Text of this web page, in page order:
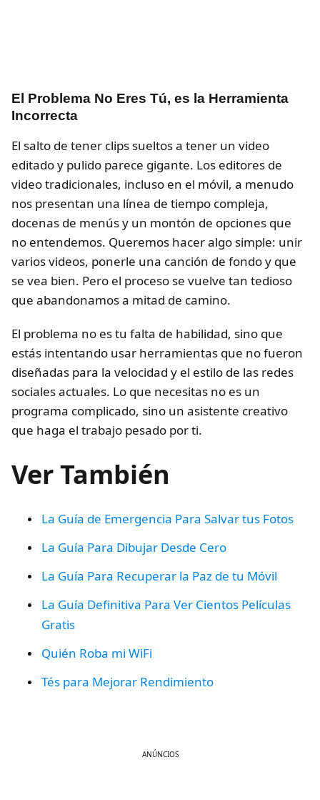
El Problema No Eres Tú, es la Herramienta
Incorrecta
El salto de tener clips sueltos a tener un video
editado y pulido parece gigante. Los editores de
video tradicionales, incluso en el móvil, a menudo
nos presentan una línea de tiempo compleja,
docenas de menús y un montón de opciones que
no entendemos. Queremos hacer algo simple: unir
varios videos, ponerle una canción de fondo y que
se vea bien. Pero el proceso se vuelve tan tedioso
que abandonamos a mitad de camino.
El problema no es tu falta de habilidad, sino que
estás intentando usar herramientas que no fueron
diseñadas para la velocidad y el estilo de las redes
sociales actuales. Lo que necesitas no es un
programa complicado, sino un asistente creativo
que haga el trabajo pesado por ti.
Ver También
La Guía de Emergencia Para Salvar tus Fotos
La Guía Para Dibujar Desde Cero
La Guía Para Recuperar la Paz de tu Móvil
La Guía Definitiva Para Ver Cientos Películas
Gratis
Quién Roba mi WiFi
Tés para Mejorar Rendimiento
ANÚNCIOS